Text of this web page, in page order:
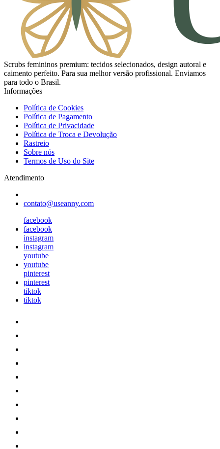
Scrubs femininos premium: tecidos selecionados, design autoral e
caimento perfeito. Para sua melhor versão profissional. Enviamos
para todo o Brasil.
Informações
Política de Cookies
Política de Pagamento
Política de Privacidade
Política de Troca e Devolução
Rastreio
Sobre nós
Termos de Uso do Site
Atendimento
contato@useanny.com
facebook
facebook
instagram
instagram
youtube
youtube
pinterest
pinterest
tiktok
tiktok